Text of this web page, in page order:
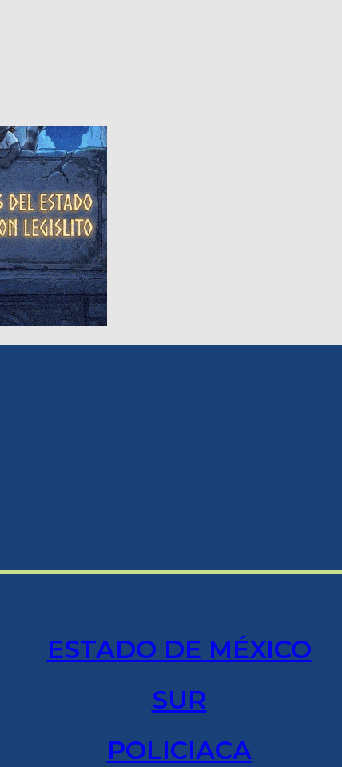
ESTADO DE MÉXICO
SUR
POLICIACA